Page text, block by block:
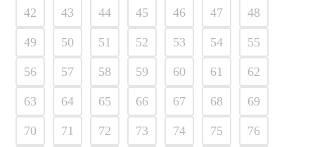
42 43 44 45 46 47 48
49 50 51 52 53 54 55
56 57 58 59 60 61 62
63 64 65 66 67 68 69
70 71 72 73 74 75 76